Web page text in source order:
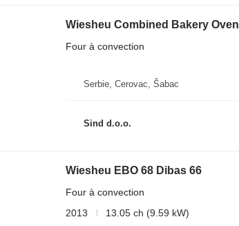
Wiesheu Combined Bakery Oven
Four à convection
Serbie, Cerovac, Šabac
Sind d.o.o.
Wiesheu EBO 68 Dibas 66
Four à convection
2013
13.05 ch (9.59 kW)